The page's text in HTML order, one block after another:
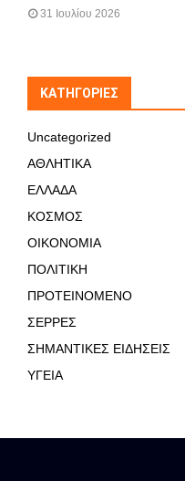
31 Ιουλίου 2026
KΑΤΗΓΟΡΊΕΣ
Uncategorized
ΑΘΛΗΤΙΚΑ
ΕΛΛΑΔΑ
ΚΟΣΜΟΣ
ΟΙΚΟΝΟΜΙΑ
ΠΟΛΙΤΙΚΗ
ΠΡΟΤΕΙΝΟΜΕΝΟ
ΣΕΡΡΕΣ
ΣΗΜΑΝΤΙΚΕΣ ΕΙΔΗΣΕΙΣ
ΥΓΕΙΑ